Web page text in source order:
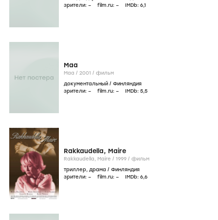
зрители: – film.ru: – IMDb: 6,1
Maa
Maa / 2001 / фильм
документальный / Финляндия
зрители: – film.ru: – IMDb: 5,5
Rakkaudella, Maire
Rakkaudella, Maire / 1999 / фильм
триллер, драма / Финляндия
зрители: – film.ru: – IMDb: 6,6